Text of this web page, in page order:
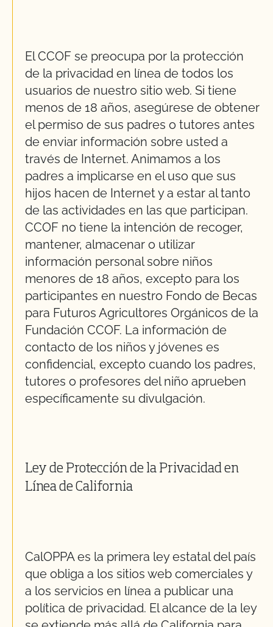
El CCOF se preocupa por la protección
de la privacidad en línea de todos los
usuarios de nuestro sitio web. Si tiene
menos de 18 años, asegúrese de obtener
el permiso de sus padres o tutores antes
de enviar información sobre usted a
través de Internet. Animamos a los
padres a implicarse en el uso que sus
hijos hacen de Internet y a estar al tanto
de las actividades en las que participan.
CCOF no tiene la intención de recoger,
mantener, almacenar o utilizar
información personal sobre niños
menores de 18 años, excepto para los
participantes en nuestro Fondo de Becas
para Futuros Agricultores Orgánicos de la
Fundación CCOF. La información de
contacto de los niños y jóvenes es
confidencial, excepto cuando los padres,
tutores o profesores del niño aprueben
específicamente su divulgación.
Ley de Protección de la Privacidad en
Línea de California
CalOPPA es la primera ley estatal del país
que obliga a los sitios web comerciales y
a los servicios en línea a publicar una
política de privacidad. El alcance de la ley